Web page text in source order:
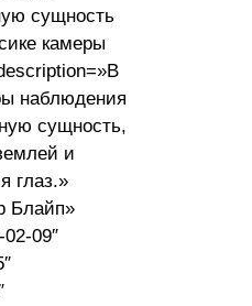
сущность
камеры
наблюдения
сущность,
и
глаз.»
Блайп»
09″